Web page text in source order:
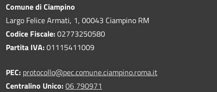
Comune di Ciampino
Largo Felice Armati, 1, 00043 Ciampino RM
Codice Fiscale:02773250580
Partita IVA:01115411009
PEC: protocollo@pec.comune.ciampino.roma.it
Centralino Unico:06 790971